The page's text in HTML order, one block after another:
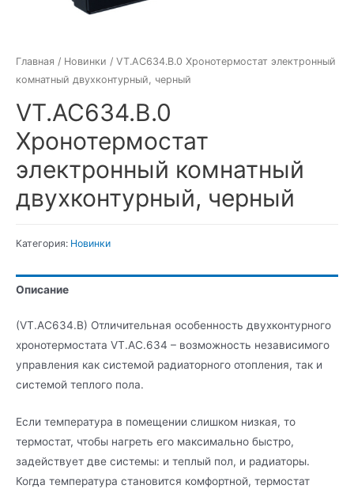
Главная / Новинки / VT.AC634.B.0 Хронотермостат электронный
комнатный двухконтурный, черный
VT.AC634.B.0
Хронотермостат
электронный комнатный
двухконтурный, черный
Категория: Новинки
Описание
(VT.AC634.B) Отличительная особенность двухконтурного
хронотермостата VT.AC.634 – возможность независимого
управления как системой радиаторного отопления, так и
системой теплого пола.
Если температура в помещении слишком низкая, то
термостат, чтобы нагреть его максимально быстро,
задействует две системы: и теплый пол, и радиаторы.
Когда температура становится комфортной, термостат